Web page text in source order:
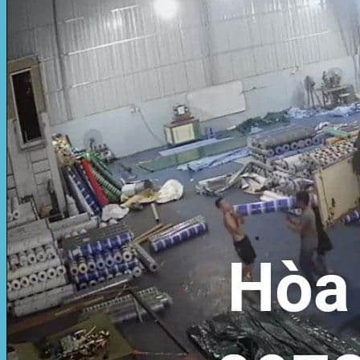
Hòa Phát Đạt
Giới thiệu Hòa Phát Đạt
Sản Phẩm
Sản Phẩm Bạt Che Ngoài Trời
Bạt che nắng mưa
Bạt kéo ngoài trời
Bạt che tự cuốn
Bạt nhựa xanh cam
Bạt sọc 3 màu
Bạt nhựa giá rẻ
Bạt lót ao hồ
Bạt nhựa đen HDPE
Màng chống thấm HDPE
Sản Phẩm Dù Che Ngoài Trời
Dù che nắng
Dù che quán cafe
Dù che sự kiện
Dù lệch tâm